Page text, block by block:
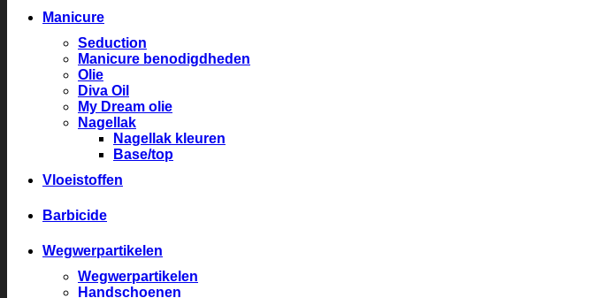
Manicure
Seduction
Manicure benodigdheden
Olie
Diva Oil
My Dream olie
Nagellak
Nagellak kleuren
Base/top
Vloeistoffen
Barbicide
Wegwerpartikelen
Wegwerpartikelen
Handschoenen